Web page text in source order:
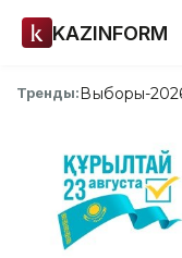
KAZINFORM
Тренды:Выборы-